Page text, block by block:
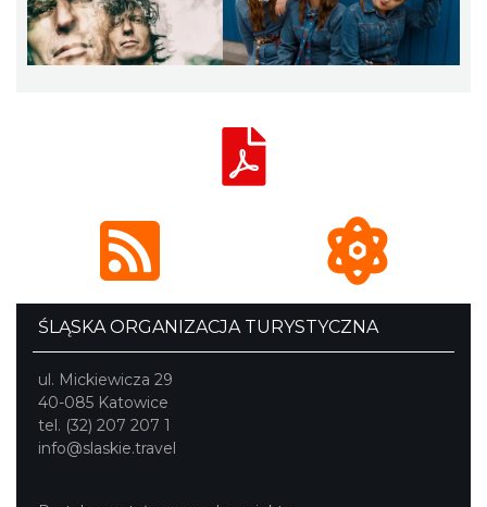
ŚLĄSKA ORGANIZACJA TURYSTYCZNA
ul. Mickiewicza 29
40-085 Katowice
tel. (32) 207 207 1
info@slaskie.travel